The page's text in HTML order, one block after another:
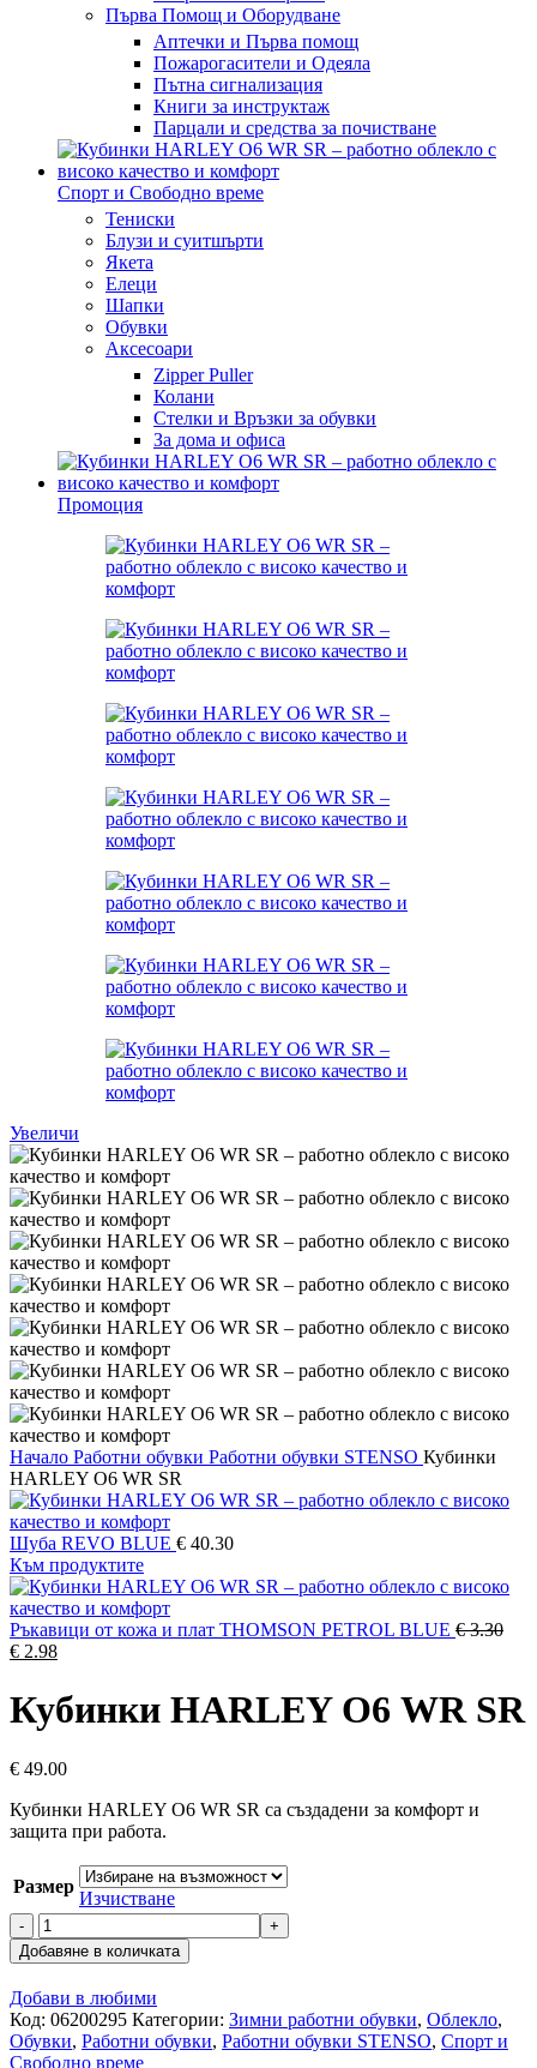
Първа Помощ и Оборудване
Аптечки и Първа помощ
Пожарогасители и Одеяла
Пътна сигнализация
Книги за инструктаж
Парцали и средства за почистване
Спорт и Свободно време
Тениски
Блузи и суитшърти
Якета
Елеци
Шапки
Обувки
Аксесоари
Zipper Puller
Колани
Стелки и Връзки за обувки
За дома и офиса
Промоция
Увеличи
Начало Работни обувки Работни обувки STENSO Кубинки
HARLEY О6 WR SR
Шуба REVO BLUE € 40.30
Към продуктите
Ръкавици от кожа и плат THOMSON PETROL BLUE €3.30
Original
was:
€ 3.30.
€ 2.98Текущата
е:
€ 2.98.
Кубинки HARLEY О6 WR SR
€ 49.00
Кубинки HARLEY О6 WR SR са създадени за комфорт и
защита при работа.
Размер
Изчистване
количество
за
Кубинки
HARLEY
О6
WR
SR
Добавяне в количката
Добави в любими
Код: 06200295 Категории: Зимни работни обувки, Облекло,
Обувки, Работни обувки, Работни обувки STENSO, Спорт и
Свободно време